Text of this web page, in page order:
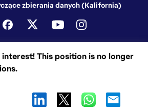
This position is no longer
zbierania danych (Kalifornia)